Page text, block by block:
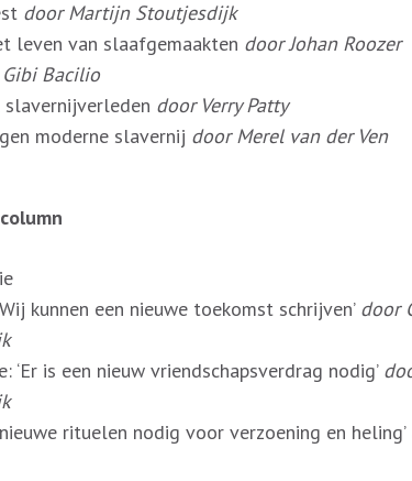
door Martijn Stoutjesdijk
leven van slaafgemaakten door Johan Roozer
Gibi Bacilio
door Verry Patty
moderne slavernij door Merel van der Ven
kunnen een nieuwe toekomst schrijven’ door
‘Er is een nieuw vriendschapsverdrag nodig’
rituelen nodig voor verzoening en heling’